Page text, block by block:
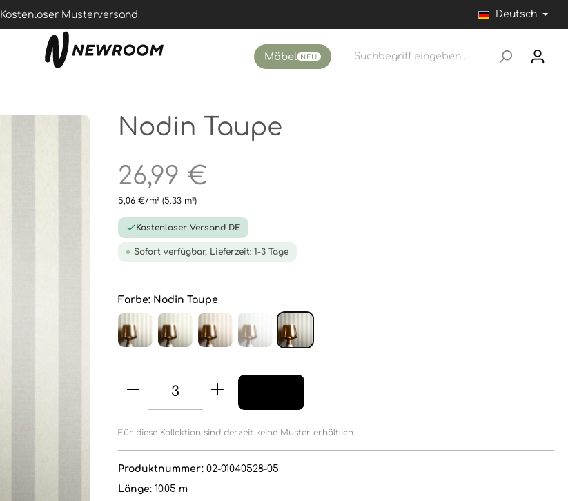
Kostenloser Musterversand Deutsch
Möbel NEU
Nodin Taupe
26,99 €
5,06 €/m² (5.33 m²)
Kostenloser Versand DE
Sofort verfügbar, Lieferzeit: 1-3 Tage
Farbe: Nodin Taupe
Für diese Kollektion sind derzeit keine Muster erhältlich.
Produktnummer: 02-01040528-05
Länge: 10.05 m